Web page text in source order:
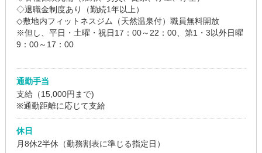
◇退職金制度あり（勤続1年以上）
◇敷地内フィットネスジム（天然温泉付）職員無料開放
※但し、平日・土曜・祝日17：00～22：00、第1・3以外日曜
9：00～17：00
通勤手当
支給（15,000円まで)
※通勤距離に応じて支給
休日
月8休2半休（勤務割表に準じる指定日）